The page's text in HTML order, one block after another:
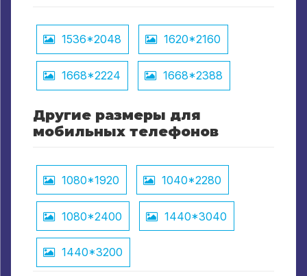
1536*2048 1620*2160
1668*2224 1668*2388
Другие размеры для
мобильных телефонов
1080*1920 1040*2280
1080*2400 1440*3040
1440*3200